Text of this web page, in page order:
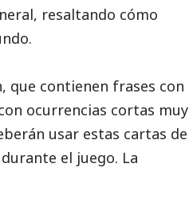
resaltando cómo
que contienen frases con
ocurrencias cortas muy
usar estas cartas de
el juego. La